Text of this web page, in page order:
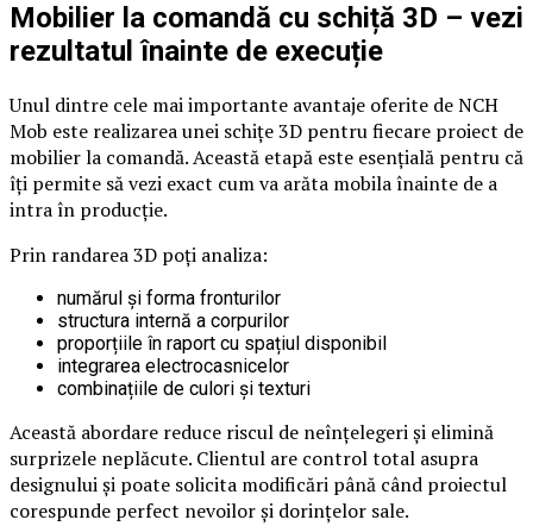
Mobilier la comandă cu schiță 3D – vezi
rezultatul înainte de execuție
Unul dintre cele mai importante avantaje oferite de NCH
Mob este realizarea unei schițe 3D pentru fiecare proiect de
mobilier la comandă. Această etapă este esențială pentru că
îți permite să vezi exact cum va arăta mobila înainte de a
intra în producție.
Prin randarea 3D poți analiza:
numărul și forma fronturilor
structura internă a corpurilor
proporțiile în raport cu spațiul disponibil
integrarea electrocasnicelor
combinațiile de culori și texturi
Această abordare reduce riscul de neînțelegeri și elimină
surprizele neplăcute. Clientul are control total asupra
designului și poate solicita modificări până când proiectul
corespunde perfect nevoilor și dorințelor sale.